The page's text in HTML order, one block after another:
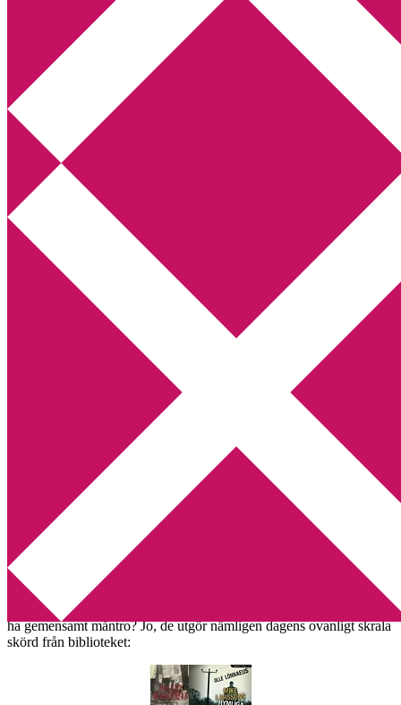
Annikas litteratur- och kulturblogg
Deckare, kriminalromaner, thrillers
Hem
Boktolva
Författarfemman
Kontakt
Webbshop Amazon
Utskriftscentralen
Min tv-blogg
You are here:Home /Lönnaeus och Schenkel
Lönnaeus och Schenkel
2011-10-05 Annika
Vad i all världen kan
ha gemensamt måntro? Jo, de utgör nämligen dagens ovanligt skrala
skörd från biblioteket: